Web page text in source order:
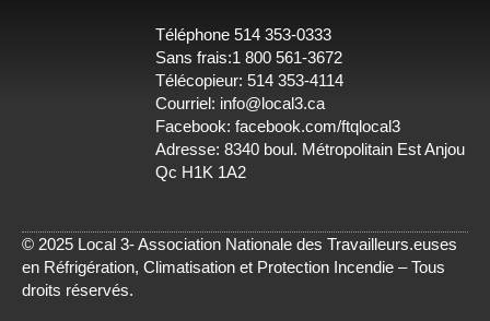
Téléphone 514 353-0333
Sans frais:1 800 561-3672
Télécopieur: 514 353-4114
Courriel: info@local3.ca
Facebook:facebook.com/ftqlocal3
Adresse: 8340 boul. Métropolitain Est Anjou
Qc H1K 1A2
© 2025 Local 3- Association Nationale des Travailleurs.euses
en Réfrigération, Climatisation et Protection Incendie – Tous
droits réservés.